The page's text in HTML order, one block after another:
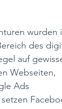
des
auf
Webseiten,
Ads